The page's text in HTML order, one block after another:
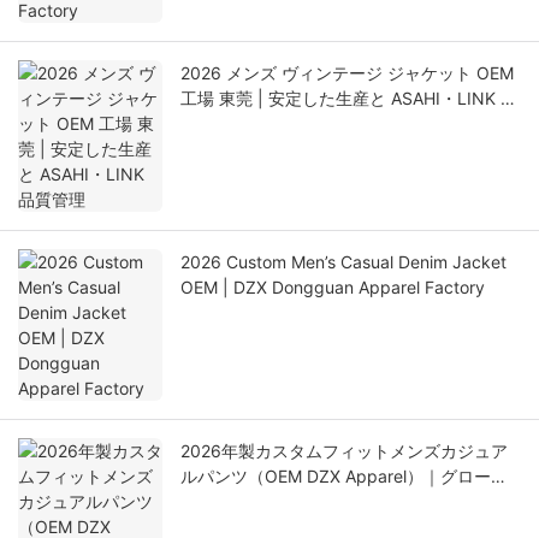
2026 メンズ ヴィンテージ ジャケット OEM
工場 東莞 | 安定した生産と ASAHI・LINK 品
2026 Custom Men’s Casual Denim Jacket
OEM | DZX Dongguan Apparel Factory
2026年製カスタムフィットメンズカジュア
ルパンツ（OEM DZX Apparel）｜グローバ